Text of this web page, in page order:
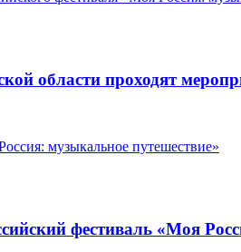
области проходят
фестиваль «Моя